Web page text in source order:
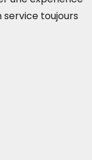
service toujours